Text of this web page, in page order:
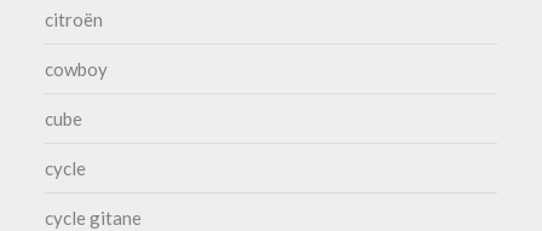
citroën
cowboy
cube
cycle
cycle gitane